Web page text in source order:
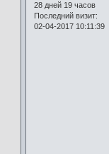
28 дней 19 часов
Последний визит:
02-04-2017 10:11:39